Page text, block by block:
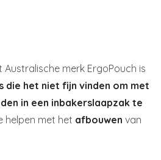
Australische merk ErgoPouch is
die het niet fijn vinden om met
in een inbakerslaapzak te
helpen met het afbouwen van